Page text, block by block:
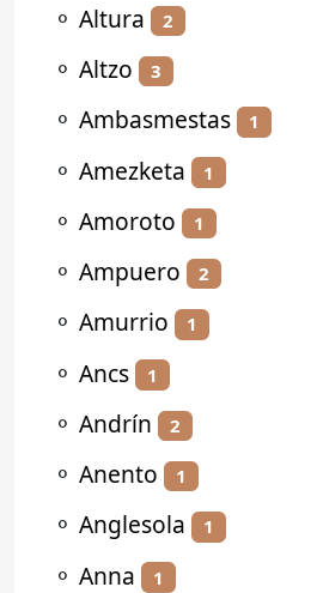
⚬ Altura 2
⚬ Altzo 3
⚬ Ambasmestas 1
⚬ Amezketa 1
⚬ Amoroto 1
⚬ Ampuero 2
⚬ Amurrio 1
⚬ Ancs 1
⚬ Andrín 2
⚬ Anento 1
⚬ Anglesola 1
⚬ Anna 1